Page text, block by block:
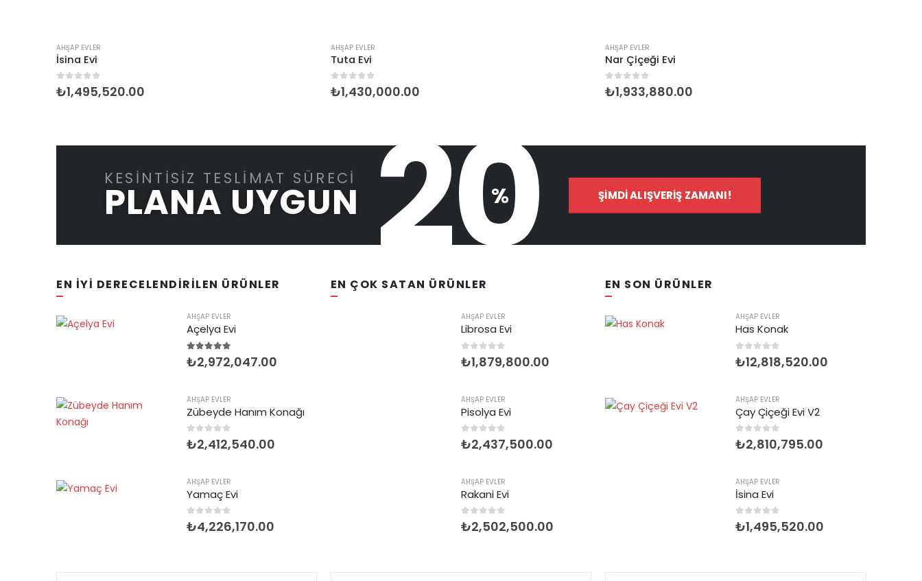
AHŞAP EVLER
İsina Evi
0 5 üzerinden
₺1,495,520.00
AHŞAP EVLER
Tuta Evi
0 5 üzerinden
₺1,430,000.00
AHŞAP EVLER
Nar Çiçeği Evi
0 5 üzerinden
₺1,933,880.00
KESINTISIZ TESLIMAT SÜRECI
PLANA UYGUN 20
% ŞIMDI ALIŞVERIŞ ZAMANI!
EN İYİ DERECELENDİRİLEN ÜRÜNLER
AHŞAP EVLER
Açelya Evi
5.00 5 üzerinden
₺2,972,047.00
AHŞAP EVLER
Zübeyde Hanım Konağı
0 5 üzerinden
₺2,412,540.00
AHŞAP EVLER
Yamaç Evi
0 5 üzerinden
₺4,226,170.00
EN ÇOK SATAN ÜRÜNLER
AHŞAP EVLER
Librosa Evi
0 5 üzerinden
₺1,879,800.00
AHŞAP EVLER
Pisolya Evi
0 5 üzerinden
₺2,437,500.00
AHŞAP EVLER
Rakani Evi
0 5 üzerinden
₺2,502,500.00
EN SON ÜRÜNLER
AHŞAP EVLER
Has Konak
0 5 üzerinden
₺12,818,520.00
AHŞAP EVLER
Çay Çiçeği Evi V2
0 5 üzerinden
₺2,810,795.00
AHŞAP EVLER
İsina Evi
0 5 üzerinden
₺1,495,520.00